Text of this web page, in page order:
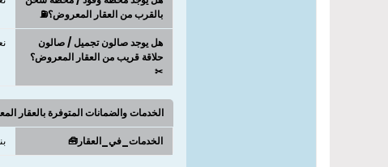
بالقرب من العقار المعروض؟⛽
هل يوجد صالون تجميل / صالون
حلاقة قريب من العقار المعروض؟
✂
الخدمات والضمانات المتوفرة بالعقار
الخدمات_في_العقار🧰